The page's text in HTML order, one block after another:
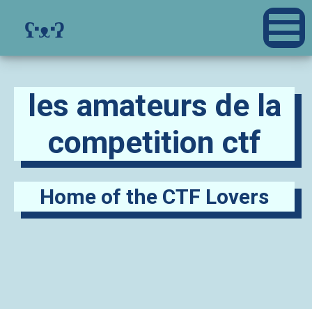
ʕ·ᴥ·ʔ
les amateurs de la
competition ctf
Home of the CTF Lovers